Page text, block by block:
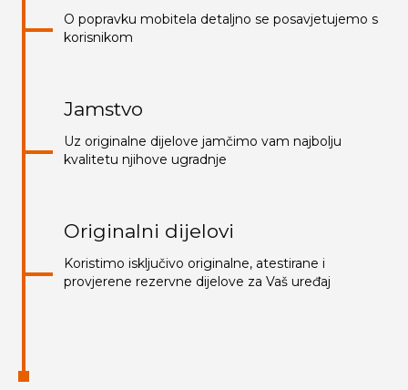
O popravku mobitela detaljno se posavjetujemo s
korisnikom
Jamstvo
Uz originalne dijelove jamčimo vam najbolju
kvalitetu njihove ugradnje
Originalni dijelovi
Koristimo isključivo originalne, atestirane i
provjerene rezervne dijelove za Vaš uređaj